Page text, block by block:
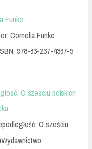
Funke
Cornelia Funke
978-83-237-4367-5
O sześciu polskich
O sześciu